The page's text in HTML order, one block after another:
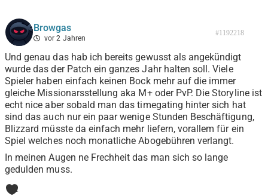
Browgas
vor 2 Jahren
#1192218
Und genau das hab ich bereits gewusst als angekündigt
wurde das der Patch ein ganzes Jahr halten soll. Viele
Spieler haben einfach keinen Bock mehr auf die immer
gleiche Missionarsstellung aka M+ oder PvP. Die Storyline ist
echt nice aber sobald man das timegating hinter sich hat
sind das auch nur ein paar wenige Stunden Beschäftigung,
Blizzard müsste da einfach mehr liefern, vorallem für ein
Spiel welches noch monatliche Abogebühren verlangt.
In meinen Augen ne Frechheit das man sich so lange
gedulden muss.
1